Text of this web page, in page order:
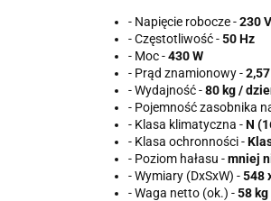
- Napięcie robocze -230 V
- Częstotliwość -50 Hz
- Moc -430 W
- Prąd znamionowy -
- Wydajność -80 kg /
- Pojemność zasobnika
- Klasa klimatyczna -N
- Klasa ochronności -
- Poziom hałasu -mniej
- Wymiary (DxSxW) -548
- Waga netto (ok.) -58 kg